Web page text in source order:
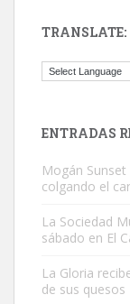
El ayuntamiento
Este gato macho
TRANSLATE:
ENTRADAS
Mogán
colgando el
La Sociedad
sábado en El
La Gloria
de sus quesos